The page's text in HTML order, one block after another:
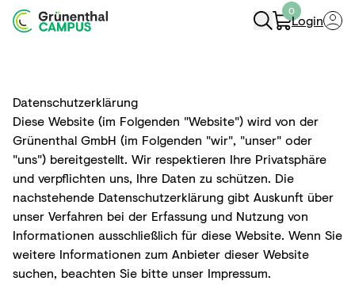
0
Login
Datenschutz­erklärung
Diese Website (im Folgenden "Website") wird von der
Grünenthal GmbH (im Folgenden "wir", "unser" oder
"uns") bereitgestellt. Wir respektieren Ihre Privatsphäre
und verpflichten uns, Ihre Daten zu schützen. Die
nachstehende Datenschutzerklärung gibt Auskunft über
unser Verfahren bei der Erfassung und Nutzung von
Informationen ausschließlich für diese Website. Wenn Sie
weitere Informationen zum Anbieter dieser Website
suchen, beachten Sie bitte unser Impressum.